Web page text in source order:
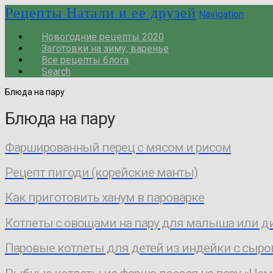
Рецепты Натали и ее друзей Navigation
Новогодние рецепты 2020
Заготовки на зиму, варенье
Все рецепты блога
Search
Блюда на пару
Блюда на пару
Фаршированный перец с мясом и рисом
Рецепт пигоди (корейские манты)
Как приготовить ханум в пароварке
Котлеты с овощами на пару для малыша или
Паровые котлеты для детей из индейки с